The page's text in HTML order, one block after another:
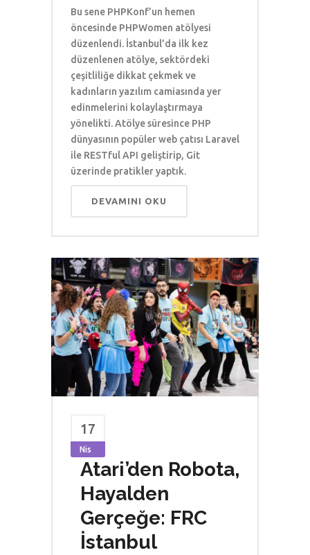
Bu sene PHPKonf’un hemen
öncesinde PHPWomen atölyesi
düzenlendi. İstanbul’da ilk kez
düzenlenen atölye, sektördeki
çeşitliliğe dikkat çekmek ve
kadınların yazılım camiasında yer
edinmelerini kolaylaştırmaya
yönelikti. Atölye süresince PHP
dünyasının popüler web çatısı Laravel
ile RESTful API geliştirip, Git
üzerinde pratikler yaptık.
DEVAMINI OKU
17
Nis
Atari’den Robota,
Hayalden
Gerçeğe: FRC
İstanbul